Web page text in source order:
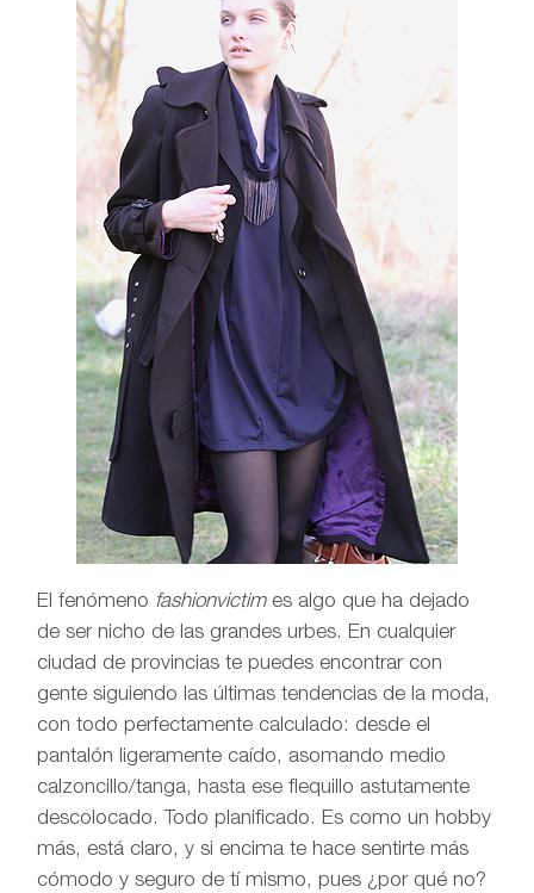
El fenómeno fashionvictimes algo que ha dejado
de ser nicho de las grandes urbes. En cualquier
ciudad de provincias te puedes encontrar con
gente siguiendo las últimas tendencias de la moda,
con todo perfectamente calculado: desde el
pantalón ligeramente caído, asomando medio
calzoncillo/tanga, hasta ese flequillo astutamente
descolocado. Todo planificado. Es como un hobby
más, está claro, y si encima te hace sentirte más
cómodo y seguro de tí mismo, pues ¿por qué no?